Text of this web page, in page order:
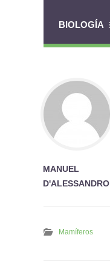
BIOLOGÍA
MANUEL
D'ALESSANDRO
Mamíferos